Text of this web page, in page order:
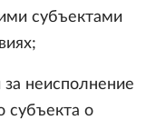
субъектами
за неисполнение
субъекта о